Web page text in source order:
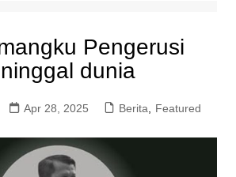
Pengerusi
dunia
Apr 28, 2025 Berita, Featured